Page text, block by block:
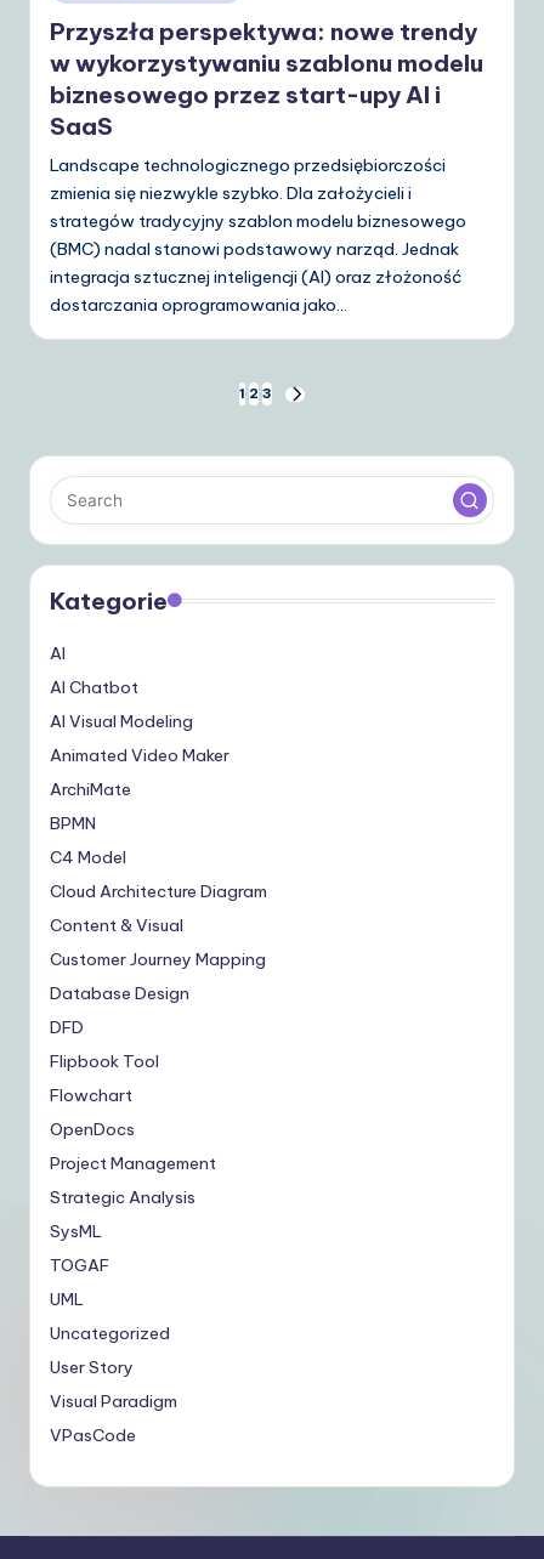
in
Przyszła perspektywa: nowe trendy
w wykorzystywaniu szablonu modelu
biznesowego przez start-upy AI i
SaaS
Landscape technologicznego przedsiębiorczości
zmienia się niezwykle szybko. Dla założycieli i
strategów tradycyjny szablon modelu biznesowego
(BMC) nadal stanowi podstawowy narząd. Jednak
integracja sztucznej inteligencji (AI) oraz złożoność
dostarczania oprogramowania jako…
Stronicowanie
wpisów
1 2 3
NEXT
Kategorie
AI
AI Chatbot
AI Visual Modeling
Animated Video Maker
ArchiMate
BPMN
C4 Model
Cloud Architecture Diagram
Content & Visual
Customer Journey Mapping
Database Design
DFD
Flipbook Tool
Flowchart
OpenDocs
Project Management
Strategic Analysis
SysML
TOGAF
UML
Uncategorized
User Story
Visual Paradigm
VPasCode